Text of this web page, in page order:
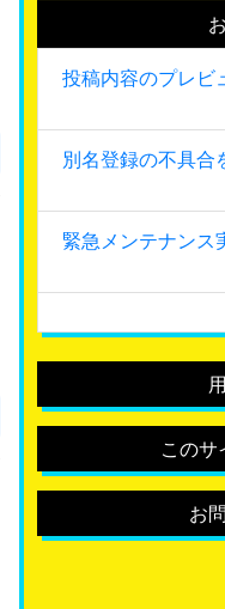
投稿内容のプレビ
別名登録の不具合
このサ
お